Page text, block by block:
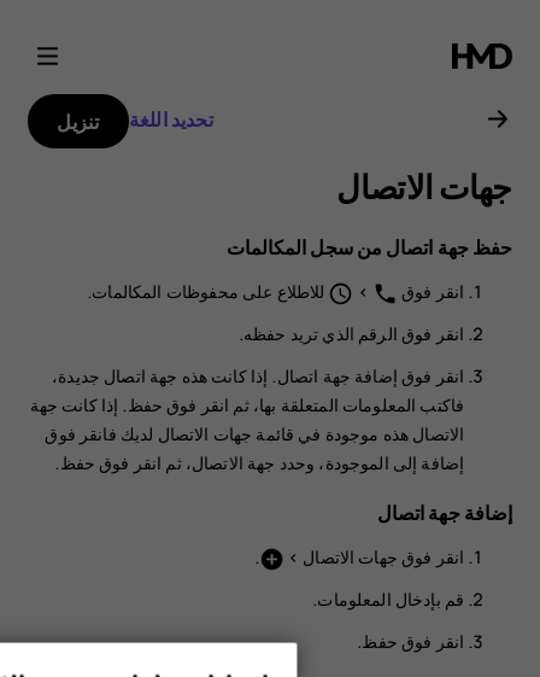
دليل
مستخدم
Nokia
C1
2nd
Edition
تحديد اللغة تنزيل
جهات الاتصال
حفظ جهة اتصال من سجل المكالمات
انقر فوق phone
>
schedule للاطلاع على محفوظات المكالمات.
انقر فوق الرقم الذي تريد حفظه.
انقر فوق إضافة جهة اتصال. إذا كانت هذه جهة اتصال جديدة،
فاكتب المعلومات المتعلقة بها، ثم انقر فوق حفظ. إذا كانت جهة
الاتصال هذه موجودة في قائمة جهات الاتصال لديك فانقر فوق
إضافة إلى الموجودة، وحدد جهة الاتصال، ثم انقر فوق حفظ.
إضافة جهة اتصال
انقر فوق جهات الاتصال >
add_circle
.
قم بإدخال المعلومات.
انقر فوق حفظ.